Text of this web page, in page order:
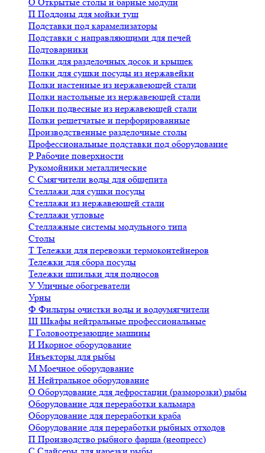
П Поддоны для мойки туш
Подставки под карамелизаторы
Подставки с направляющими для печей
Подтоварники
Полки для разделочных досок и крышек
Полки для сушки посуды из нержавейки
Полки настенные из нержавеющей стали
Полки настольные из нержавеющей стали
Полки подвесные из нержавеющей стали
Полки решетчатые и перфорированные
Производственные разделочные столы
Профессиональные подставки под оборудование
Р Рабочие поверхности
Рукомойники металлические
С Смягчители воды для общепита
Стеллажи для сушки посуды
Стеллажи из нержавеющей стали
Стеллажи угловые
Стеллажные системы модульного типа
Столы
Т Тележки для перевозки термоконтейнеров
Тележки для сбора посуды
Тележки шпильки для подносов
У Уличные обогреватели
Урны
Ф Фильтры очистки воды и водоумягчители
Ш Шкафы нейтральные профессиональные
Г Головоотрезающие машины
И Икорное оборудование
Инъекторы для рыбы
М Моечное оборудование
Н Нейтральное оборудование
О Оборудование для дефростации (разморозки) рыбы
Оборудование для переработки кальмара
Оборудование для переработки краба
Оборудование для переработки рыбных отходов
П Производство рыбного фарша (неопресс)